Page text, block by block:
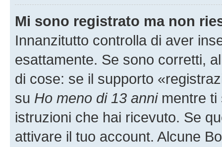
Mi sono registrato ma non
Innanzitutto controlla di aver
esattamente. Se sono corretti,
di cose: se il supporto
su Ho meno di 13 annimentre ti
istruzioni che hai ricevuto. Se
attivare il tuo account. Alcune